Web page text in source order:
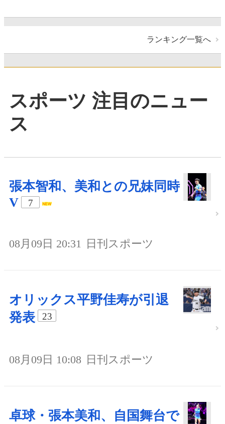
ランキング一覧へ
スポーツ 注目のニュー
ス
張本智和、美和との兄妹同時
V
7
08月09日 20:31 日刊スポーツ
オリックス平野佳寿が引退
発表
23
08月09日 10:08 日刊スポーツ
卓球・張本美和、自国舞台で